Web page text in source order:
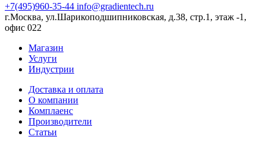
+7(495)960-35-44 info@gradientech.ru
г.Москва, ул.Шарикоподшипниковская, д.38, стр.1, этаж -1,
офис 022
Магазин
Услуги
Индустрии
Доставка и оплата
О компании
Комплаенс
Производители
Статьи